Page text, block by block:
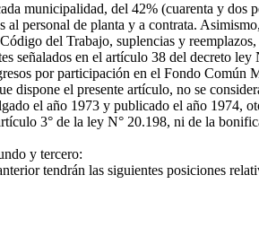
municipalidad, del 42% (cuarenta y dos
personal de planta y a contrata.
del Trabajo, suplencias y
señalados en el artículo 38 del decreto
por participación en el Fondo
dispone el presente artículo, no se
el año 1973 y publicado el año
3° de la ley N° 20.198, ni de la
y tercero:
tendrán las siguientes posiciones